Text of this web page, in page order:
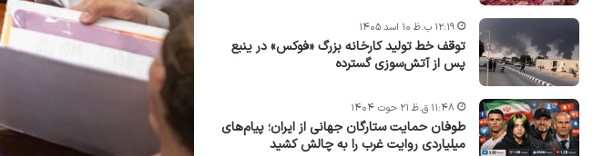
توقف خط تولید کارخانه بزرگ «فوکس» در ینبع
پس از آتش‌سوزی گسترده
۱۲:۱۹ ب.ظ ۱۰ اسد ۱۴۰۵
طوفان حمایت ستارگان جهانی از ایران؛ پیام‌های
میلیاردی روایت غرب را به چالش کشید
۱۱:۴۸ ق.ظ ۲۱ حوت ۱۴۰۴